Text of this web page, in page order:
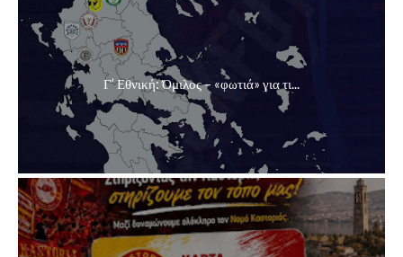
Γ’ Εθνική: Όμιλος – «φωτιά» για τι...